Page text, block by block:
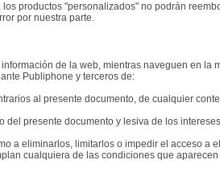
productos "personalizados" no podrán
por nuestra parte.
de la web, mientras naveguen en la
Publiphone y terceros de:
al presente documento, de cualquier
presente documento y lesiva de los
a eliminarlos, limitarlos o impedir el acceso a
cualquiera de las condiciones que